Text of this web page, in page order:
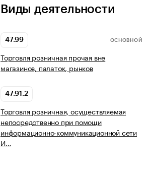
Виды деятельности
47.99 ОСНОВНОЙ
Торговля розничная прочая вне
магазинов, палаток, рынков
47.91.2
Торговля розничная, осуществляемая
непосредственно при помощи
информационно-коммуникационной сети
И…